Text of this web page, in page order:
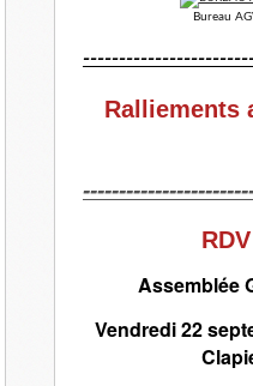
Bureau
Ralliements
Assemblée
Vendredi 22